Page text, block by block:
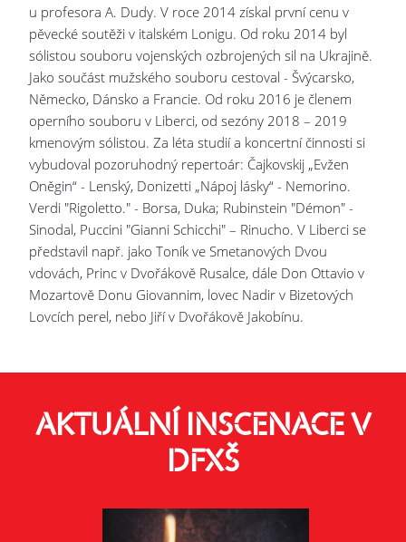
u profesora A. Dudy. V roce 2014 získal první cenu v
pěvecké soutěži v italském Lonigu. Od roku 2014 byl
sólistou souboru vojenských ozbrojených sil na Ukrajině.
Jako součást mužského souboru cestoval - Švýcarsko,
Německo, Dánsko a Francie. Od roku 2016 je členem
operního souboru v Liberci, od sezóny 2018 – 2019
kmenovým sólistou. Za léta studií a koncertní činnosti si
vybudoval pozoruhodný repertoár: Čajkovskij „Evžen
Oněgin“ - Lenský, Donizetti „Nápoj lásky“ - Nemorino.
Verdi "Rigoletto." - Borsa, Duka; Rubinstein "Démon" -
Sinodal, Puccini "Gianni Schicchi" – Rinucho. V Liberci se
představil např. jako Toník ve Smetanových Dvou
vdovách, Princ v Dvořákově Rusalce, dále Don Ottavio v
Mozartově Donu Giovannim, lovec Nadir v Bizetových
Lovcích perel, nebo Jiří v Dvořákově Jakobínu.
AKTUÁLNÍ INSCENACE V
DFXŠ